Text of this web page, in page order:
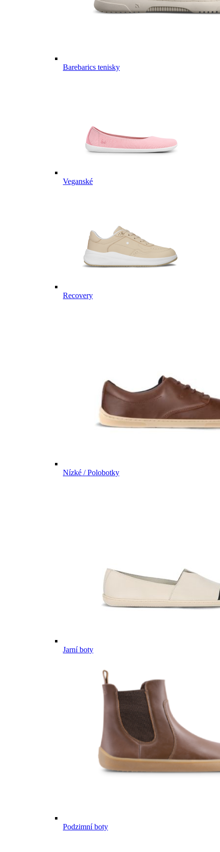
Barebarics tenisky
Veganské
Recovery
Nízké / Polobotky
Jarní boty
Podzimní boty